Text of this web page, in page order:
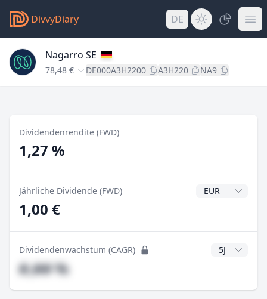
DivvyDiary DE
Nagarro SE
78,48 € DE000A3H2200 A3H220 NA9
Dividendenrendite (FWD)
1,27 %
Jährliche Dividende (FWD)
1,00 €
Dividendenwachstum (CAGR) CAGR Jahre
#,## %